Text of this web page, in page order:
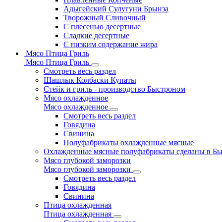
Адыгейский Сулугуни Брынза
Творожный Сливочный
С плесенью десертные
Сладкие десертные
С низким содержание жира
Мясо Птица Гриль
Мясо Птица Гриль
Смотреть весь раздел
Шашлык Колбаски Купаты
Стейк и гриль - производство Быстроном
Мясо охлажденное
Мясо охлажденное
Смотреть весь раздел
Говядина
Свинина
Полуфабрикаты охлажденные мясные
Охлажденные мясные полуфабрикаты сделаны в
Мясо глубокой заморозки
Мясо глубокой заморозки
Смотреть весь раздел
Говядина
Свинина
Птица охлажденная
Птица охлажденная